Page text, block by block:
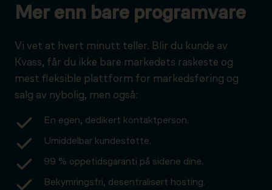
Mer enn bare programvare
Vi vet at hvert minutt teller. Blir du kunde av
Kvass, får du ikke bare markedets raskeste og
mest fleksible plattform for markedsføring og
salg av nybolig, men også:
En egen, dedikert kontaktperson.
Umiddelbar kundestøtte.
99 % oppetidsgaranti på sidene dine.
Bekymringsfri, desentralisert hosting.